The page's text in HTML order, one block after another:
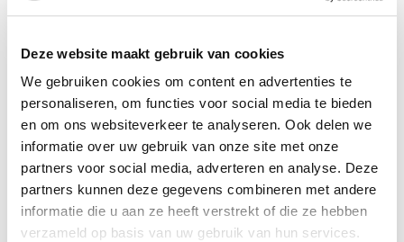
Deze website maakt gebruik van cookies
We gebruiken cookies om content en advertenties te
personaliseren, om functies voor social media te bieden
en om ons websiteverkeer te analyseren. Ook delen we
informatie over uw gebruik van onze site met onze
partners voor social media, adverteren en analyse. Deze
partners kunnen deze gegevens combineren met andere
informatie die u aan ze heeft verstrekt of die ze hebben
verzameld op basis van uw gebruik van hun services.
Betaalbaar met
Ecocheques:
Ja, in onze tuincentra
Gewicht:
0,01 kg
Artikel nummer:
1121641
Verantwoordelijk marktdeelnemer in de EU !